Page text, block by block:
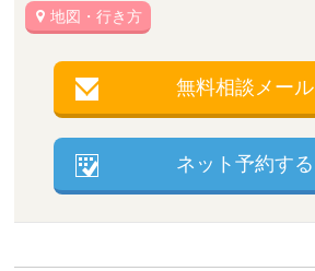
地図・行き方
無料相談メール
ネット予約する